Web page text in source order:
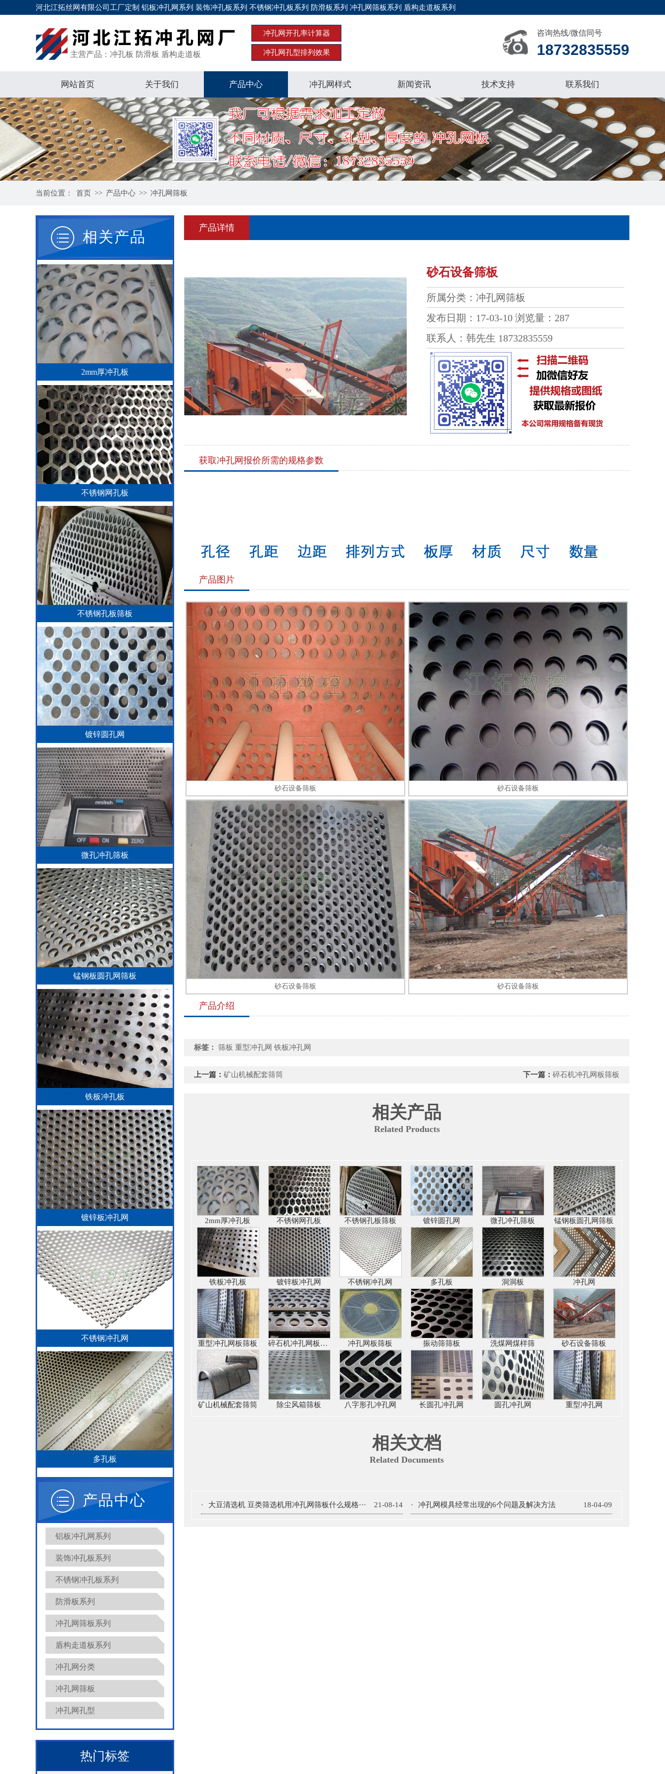
河北江拓丝网有限公司工厂定制 铝板冲孔网系列 装饰冲孔板系列 不锈钢冲孔板系列 防滑板系列 冲孔网筛板系列 盾构走道板系列
主营产品：冲孔板 防滑板 盾构走道板
冲孔网开孔率计算器
冲孔网孔型排列效果
咨询热线/微信同号
18732835559
网站首页 关于我们 产品中心 冲孔网样式 新闻资讯 技术支持 联系我们
当前位置： 首页 >> 产品中心 >> 冲孔网筛板
相关产品
2mm厚冲孔板
不锈钢网孔板
不锈钢孔板筛板
镀锌圆孔网
微孔冲孔筛板
锰钢板圆孔网筛板
铁板冲孔板
镀锌板冲孔网
不锈钢冲孔网
多孔板
产品中心
铝板冲孔网系列
装饰冲孔板系列
不锈钢冲孔板系列
防滑板系列
冲孔网筛板系列
盾构走道板系列
冲孔网分类
冲孔网筛板
冲孔网孔型
热门标签
产品详情
砂石设备筛板
所属分类： 冲孔网筛板
发布日期：17-03-10 浏览量：287
联系人：韩先生 18732835559
获取冲孔网报价所需的规格参数
产品图片
砂石设备筛板 砂石设备筛板
砂石设备筛板 砂石设备筛板
产品介绍
标签： 筛板 重型冲孔网 铁板冲孔网
上一篇： 矿山机械配套筛筒 下一篇： 碎石机冲孔网板筛板
相关产品
Related Products
2mm厚冲孔板 不锈钢网孔板 不锈钢孔板筛板 镀锌圆孔网 微孔冲孔筛板 锰钢板圆孔网筛板
铁板冲孔板 镀锌板冲孔网 不锈钢冲孔网 多孔板 洞洞板 冲孔网
重型冲孔网板筛板 碎石机冲孔网板筛板 冲孔网板筛板 振动筛筛板 洗煤网煤样筛 砂石设备筛板
矿山机械配套筛筒 除尘风箱筛板 八字形孔冲孔网 长圆孔冲孔网 圆孔冲孔网 重型冲孔网
相关文档
Related Documents
· 大豆清选机 豆类筛选机用冲孔网筛板什么规格··· 21-08-14 · 冲孔网模具经常出现的6个问题及解决方法 18-04-09